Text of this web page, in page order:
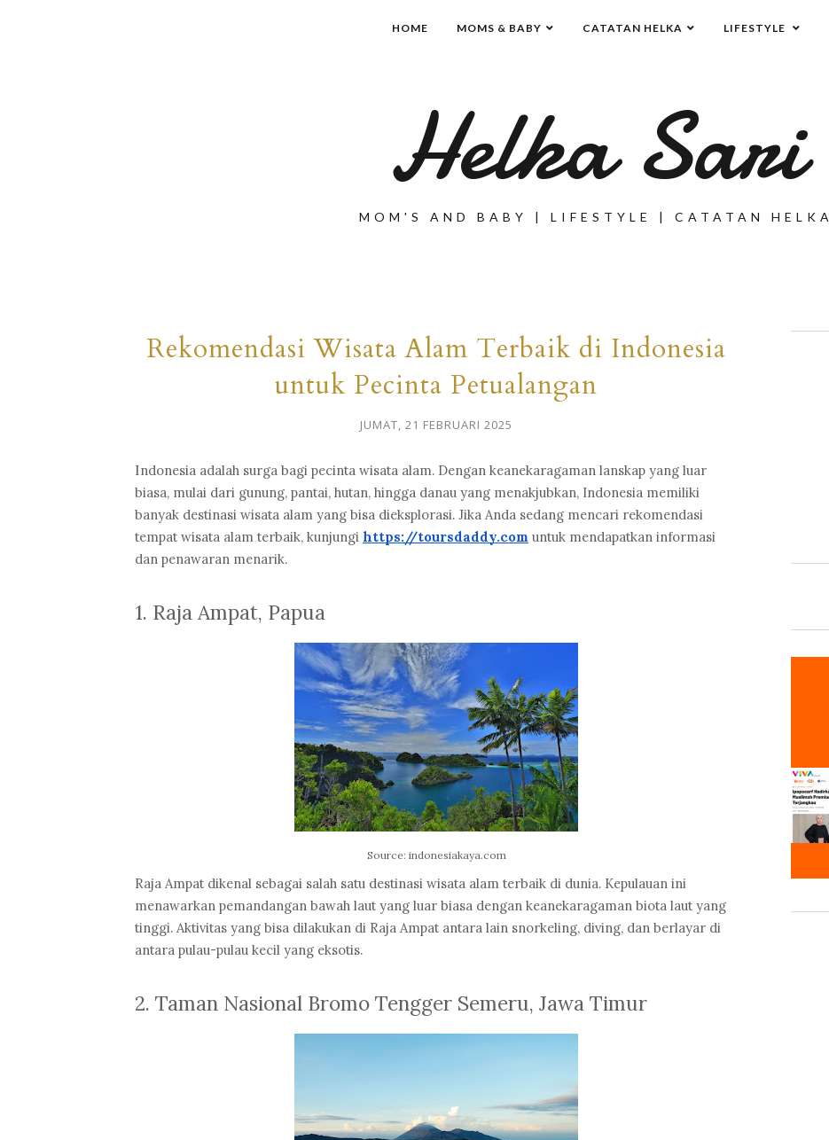
HOME MOMS & BABY CATATAN HELKA LIFESTYLE
Helka Sari
MOM'S AND BABY | LIFESTYLE | CATATAN HELKA
Rekomendasi Wisata Alam Terbaik di Indonesia
untuk Pecinta Petualangan
JUMAT, 21 FEBRUARI 2025
Indonesia adalah surga bagi pecinta wisata alam. Dengan keanekaragaman lanskap yang luar
biasa, mulai dari gunung, pantai, hutan, hingga danau yang menakjubkan, Indonesia memiliki
banyak destinasi wisata alam yang bisa dieksplorasi. Jika Anda sedang mencari rekomendasi
tempat wisata alam terbaik, kunjungi https://toursdaddy.com untuk mendapatkan informasi
dan penawaran menarik.
1. Raja Ampat, Papua
Source: indonesiakaya.com
Raja Ampat dikenal sebagai salah satu destinasi wisata alam terbaik di dunia. Kepulauan ini
menawarkan pemandangan bawah laut yang luar biasa dengan keanekaragaman biota laut yang
tinggi. Aktivitas yang bisa dilakukan di Raja Ampat antara lain snorkeling, diving, dan berlayar di
antara pulau-pulau kecil yang eksotis.
2. Taman Nasional Bromo Tengger Semeru, Jawa Timur